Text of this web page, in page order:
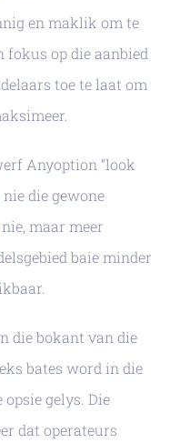
en maklik om te
op die aanbied
toe te laat om
Anyoption “look
die gewone
maar meer
baie minder
die bokant van die
bates word in die
gelys. Die
dat operateurs